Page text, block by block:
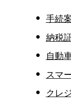
手続
納税
自動
スマ
クレ